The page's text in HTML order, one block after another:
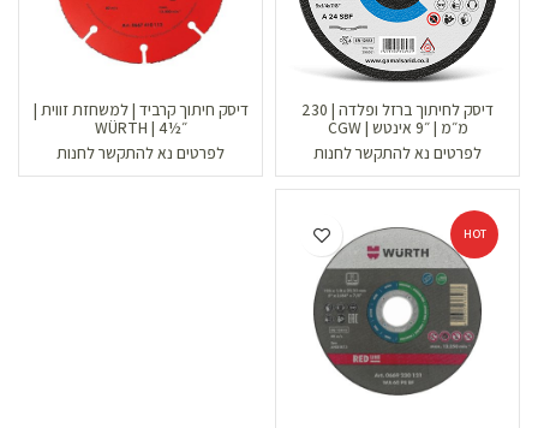
דיסק לחיתוך ברזל ופלדה | 230
מ״מ | ״9 אינטש | CGW
לפרטים נא להתקשר לחנות
דיסק חיתוך קרביד | למשחזת זווית |
״½4 | WÜRTH
לפרטים נא להתקשר לחנות
HOT